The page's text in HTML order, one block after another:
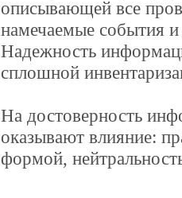
описывающей все
намечаемые события
Надежность
сплошной
На достоверность
оказывают влияние:
формой,